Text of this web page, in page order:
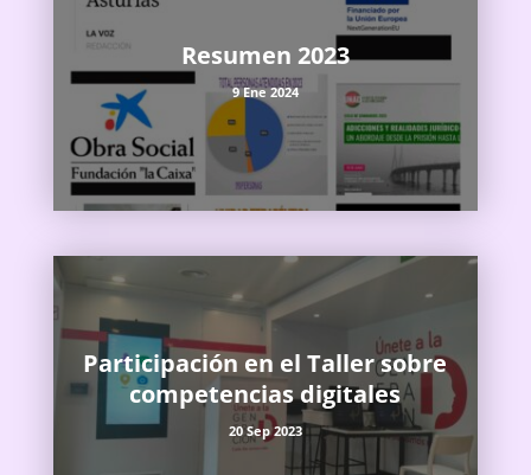
Resumen 2023
9 Ene 2024
Participación en el Taller sobre
competencias digitales
20 Sep 2023